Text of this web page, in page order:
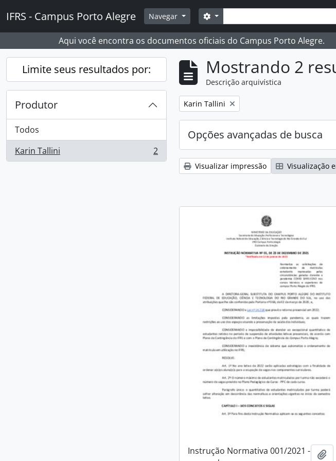
IFRS - Campus Porto Alegre Navegar Buscar
Opções de busca
Aqui você encontra os documentos oficiais do Campus Porto Alegre.
Limite seus resultados por:
Produtor
Todos
Karin Tallini
, 2 resultados 2
Mostrando 2
Descrição arquivística
Remover filtro:
Karin Tallini
Opções avançadas de busca
Visualizar impressão Visualização
Instrução Normativa 001/2021 -